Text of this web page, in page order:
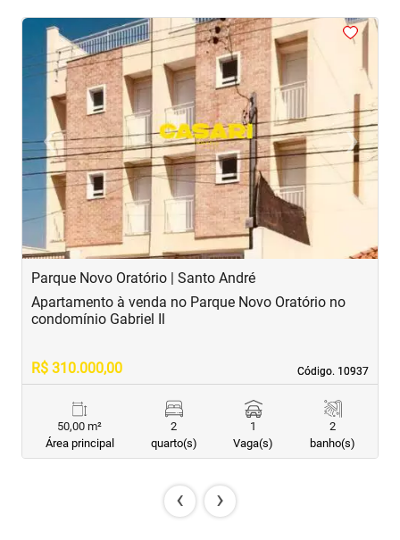
< <<
‹Previous ›Next
Parque Novo Oratório | Santo André
Código. 10937
Código. 10937
Apartamento à venda no Parque Novo Oratório no
condomínio Gabriel Il
R$ 310.000,00
50,00 m²
Área principal
2
quarto(s)
1
Vaga(s)
2
banho(s)
‹ ›